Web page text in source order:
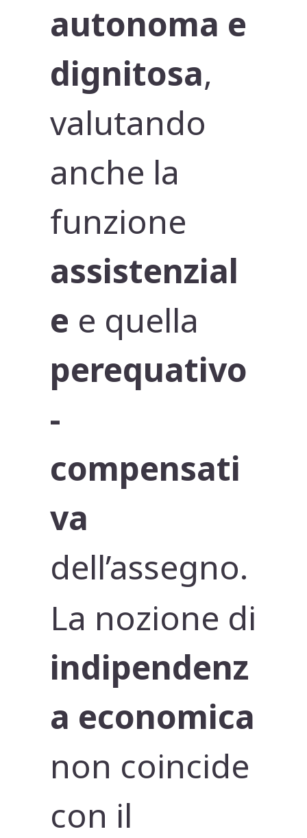
autonoma e
dignitosa,
valutando
anche la
funzione
assistenzial
e e quella
perequativo
-
compensati
va
dell’assegno.
La nozione di
indipendenz
a economica
non coincide
con il